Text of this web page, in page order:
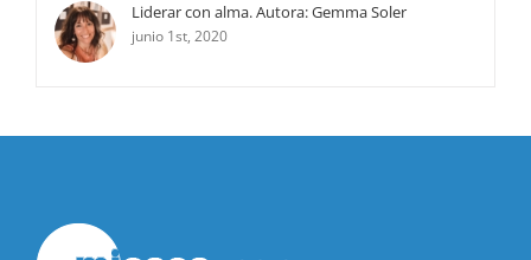
Liderar con alma. Autora: Gemma Soler
junio 1st, 2020